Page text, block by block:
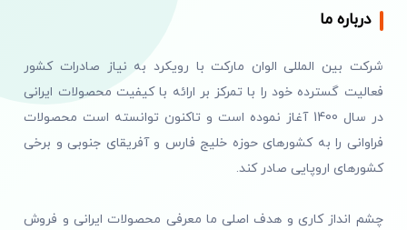
درباره ما
شرکت بین المللی الوان مارکت با رویکرد به نیاز صادرات کشور
فعالیت گسترده خود را با تمرکز بر ارائه با کیفیت محصولات ایرانی
در سال 1400 آغاز نموده است و تاکنون توانسته است محصولات
فراوانی را به کشورهای حوزه خلیج فارس و آفریقای جنوبی و برخی
کشورهای اروپایی صادر کند.
چشم انداز کاری و هدف اصلی ما معرفی محصولات ایرانی و فروش